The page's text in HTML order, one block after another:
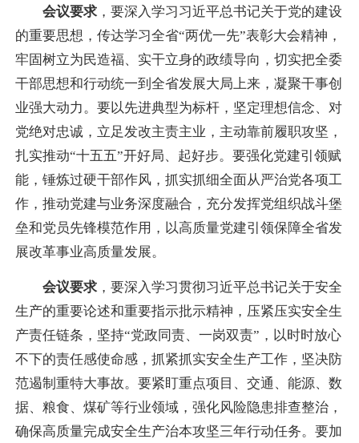
会议要求 ，要深入学习习近平总书记关于党的建设
的重要思想，传达学习全省“两优一先”表彰大会精神，
牢固树立为民造福、实干立身的政绩导向，切实把全委
干部思想和行动统一到全省发展大局上来，凝聚干事创
业强大动力。要以先进典型为标杆，坚定理想信念、对
党绝对忠诚，立足发改主责主业，主动靠前履职攻坚，
扎实推动“十五五”开好局、起好步。要强化党建引领赋
能，锤炼过硬干部作风，抓实抓细全面从严治党各项工
作，推动党建与业务深度融合，充分发挥党组织战斗堡
垒和党员先锋模范作用，以高质量党建引领保障全省发
展改革事业高质量发展。
会议要求 ，要深入学习贯彻习近平总书记关于安全
生产的重要论述和重要指示批示精神，压紧压实安全生
产责任链条，坚持“党政同责、一岗双责”，以时时放心
不下的责任感使命感，抓紧抓实安全生产工作，坚决防
范遏制重特大事故。要紧盯重点项目、交通、能源、数
据、粮食、煤矿等行业领域，强化风险隐患排查整治，
确保高质量完成安全生产治本攻坚三年行动任务。要加